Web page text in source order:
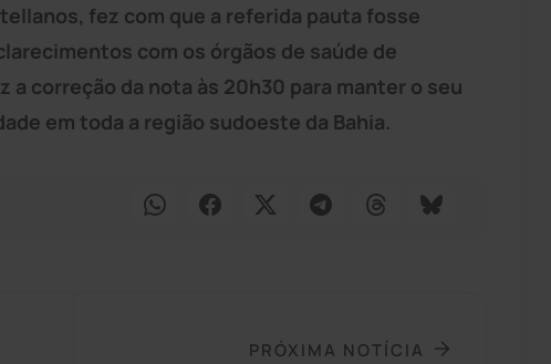
fez com que a referida pauta fosse
com os órgãos de saúde de
a correção da nota às 20h30 para manter o seu
em toda a região sudoeste da Bahia.
PRÓXIMA NOTÍCIA